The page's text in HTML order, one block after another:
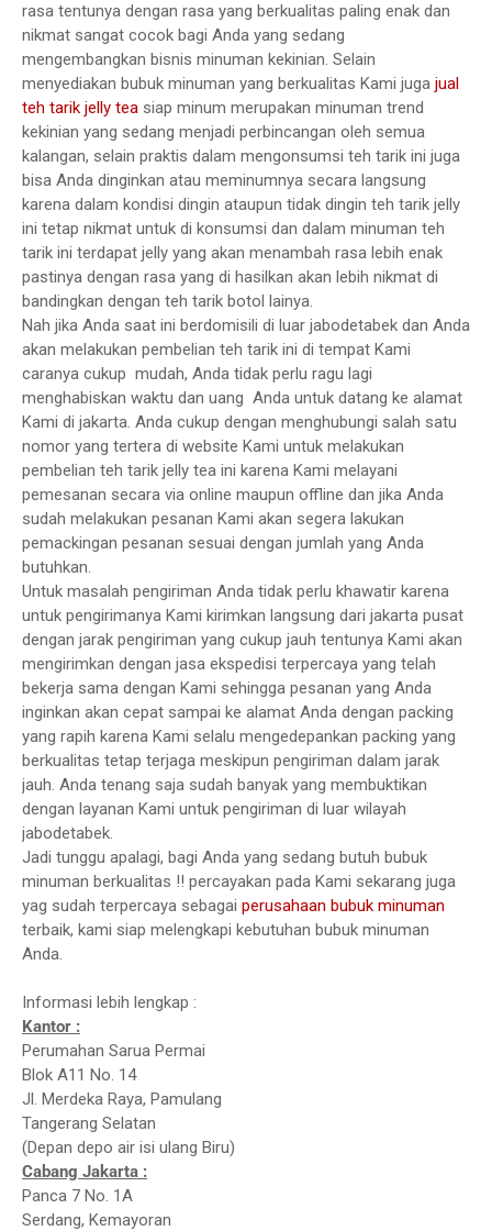
rasa tentunya dengan rasa yang berkualitas paling enak dan
nikmat sangat cocok bagi Anda yang sedang
mengembangkan bisnis minuman kekinian. Selain
menyediakan bubuk minuman yang berkualitas Kami juga jual
teh tarik jelly tea siap minum merupakan minuman trend
kekinian yang sedang menjadi perbincangan oleh semua
kalangan, selain praktis dalam mengonsumsi teh tarik ini juga
bisa Anda dinginkan atau meminumnya secara langsung
karena dalam kondisi dingin ataupun tidak dingin teh tarik jelly
ini tetap nikmat untuk di konsumsi dan dalam minuman teh
tarik ini terdapat jelly yang akan menambah rasa lebih enak
pastinya dengan rasa yang di hasilkan akan lebih nikmat di
bandingkan dengan teh tarik botol lainya.
Nah jika Anda saat ini berdomisili di luar jabodetabek dan Anda
akan melakukan pembelian teh tarik ini di tempat Kami
caranya cukup mudah, Anda tidak perlu ragu lagi
menghabiskan waktu dan uang Anda untuk datang ke alamat
Kami di jakarta. Anda cukup dengan menghubungi salah satu
nomor yang tertera di website Kami untuk melakukan
pembelian teh tarik jelly tea ini karena Kami melayani
pemesanan secara via online maupun offline dan jika Anda
sudah melakukan pesanan Kami akan segera lakukan
pemackingan pesanan sesuai dengan jumlah yang Anda
butuhkan.
Untuk masalah pengiriman Anda tidak perlu khawatir karena
untuk pengirimanya Kami kirimkan langsung dari jakarta pusat
dengan jarak pengiriman yang cukup jauh tentunya Kami akan
mengirimkan dengan jasa ekspedisi terpercaya yang telah
bekerja sama dengan Kami sehingga pesanan yang Anda
inginkan akan cepat sampai ke alamat Anda dengan packing
yang rapih karena Kami selalu mengedepankan packing yang
berkualitas tetap terjaga meskipun pengiriman dalam jarak
jauh. Anda tenang saja sudah banyak yang membuktikan
dengan layanan Kami untuk pengiriman di luar wilayah
jabodetabek.
Jadi tunggu apalagi, bagi Anda yang sedang butuh bubuk
minuman berkualitas !! percayakan pada Kami sekarang juga
yag sudah terpercaya sebagai perusahaan bubuk minuman
terbaik, kami siap melengkapi kebutuhan bubuk minuman
Anda.
Informasi lebih lengkap :
Kantor :
Perumahan Sarua Permai
Blok A11 No. 14
Jl. Merdeka Raya, Pamulang
Tangerang Selatan
(Depan depo air isi ulang Biru)
Cabang Jakarta :
Panca 7 No. 1A
Serdang, Kemayoran